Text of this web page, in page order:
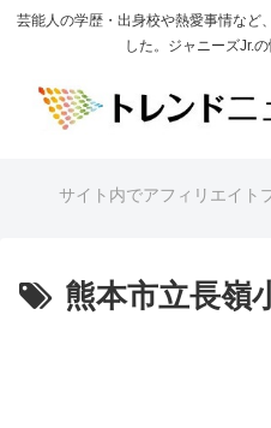
芸能人の学歴・出身校や熱愛事情など
した。ジャニーズJr.
サイト内でアフィリエイト
熊本市立長嶺